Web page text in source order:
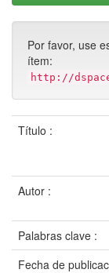
Por favor, use
ítem:
http://
Título :
Autor :
Palabras clave :
Fecha de